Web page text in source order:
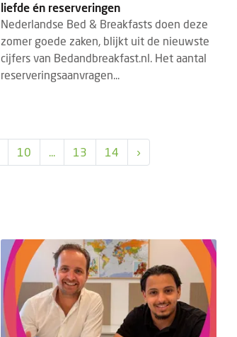
liefde én reserveringen
Nederlandse Bed & Breakfasts doen deze
zomer goede zaken, blijkt uit de nieuwste
cijfers van Bedandbreakfast.nl. Het aantal
reserveringsaanvragen...
10 ... 13 14 ›